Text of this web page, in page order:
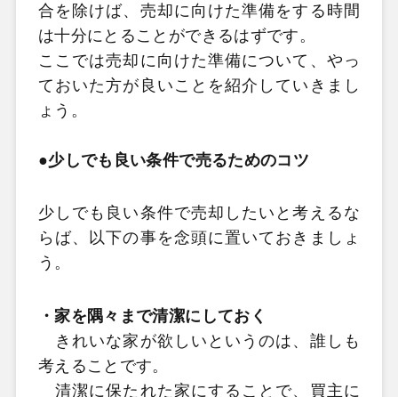
合を除けば、売却に向けた準備をする時間
は十分にとることができるはずです。
ここでは売却に向けた準備について、やっ
ておいた方が良いことを紹介していきまし
ょう。
●少しでも良い条件で売るためのコツ
少しでも良い条件で売却したいと考えるな
らば、以下の事を念頭に置いておきましょ
う。
・家を隅々まで清潔にしておく
きれいな家が欲しいというのは、誰しも
考えることです。
清潔に保たれた家にすることで、買主に